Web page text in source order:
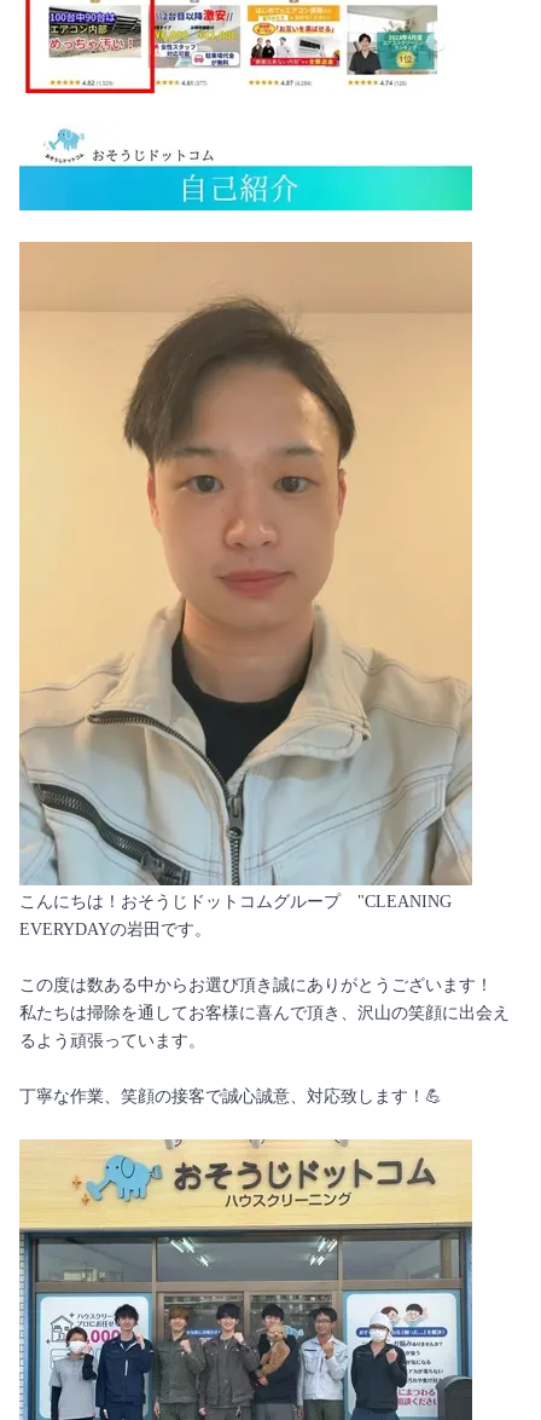
こんにちは！おそうじドットコムグループ "CLEANING
EVERYDAYの岩田です。
この度は数ある中からお選び頂き誠にありがとうございます！
私たちは掃除を通してお客様に喜んで頂き、沢山の笑顔に出会え
るよう頑張っています。
丁寧な作業、笑顔の接客で誠心誠意、対応致します！💪